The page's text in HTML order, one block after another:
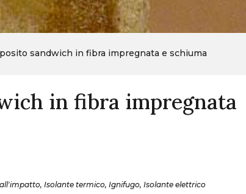
sandwich in fibra impregnata e schiuma
in fibra impregnata
Isolante termico, Ignifugo, Isolante elettrico